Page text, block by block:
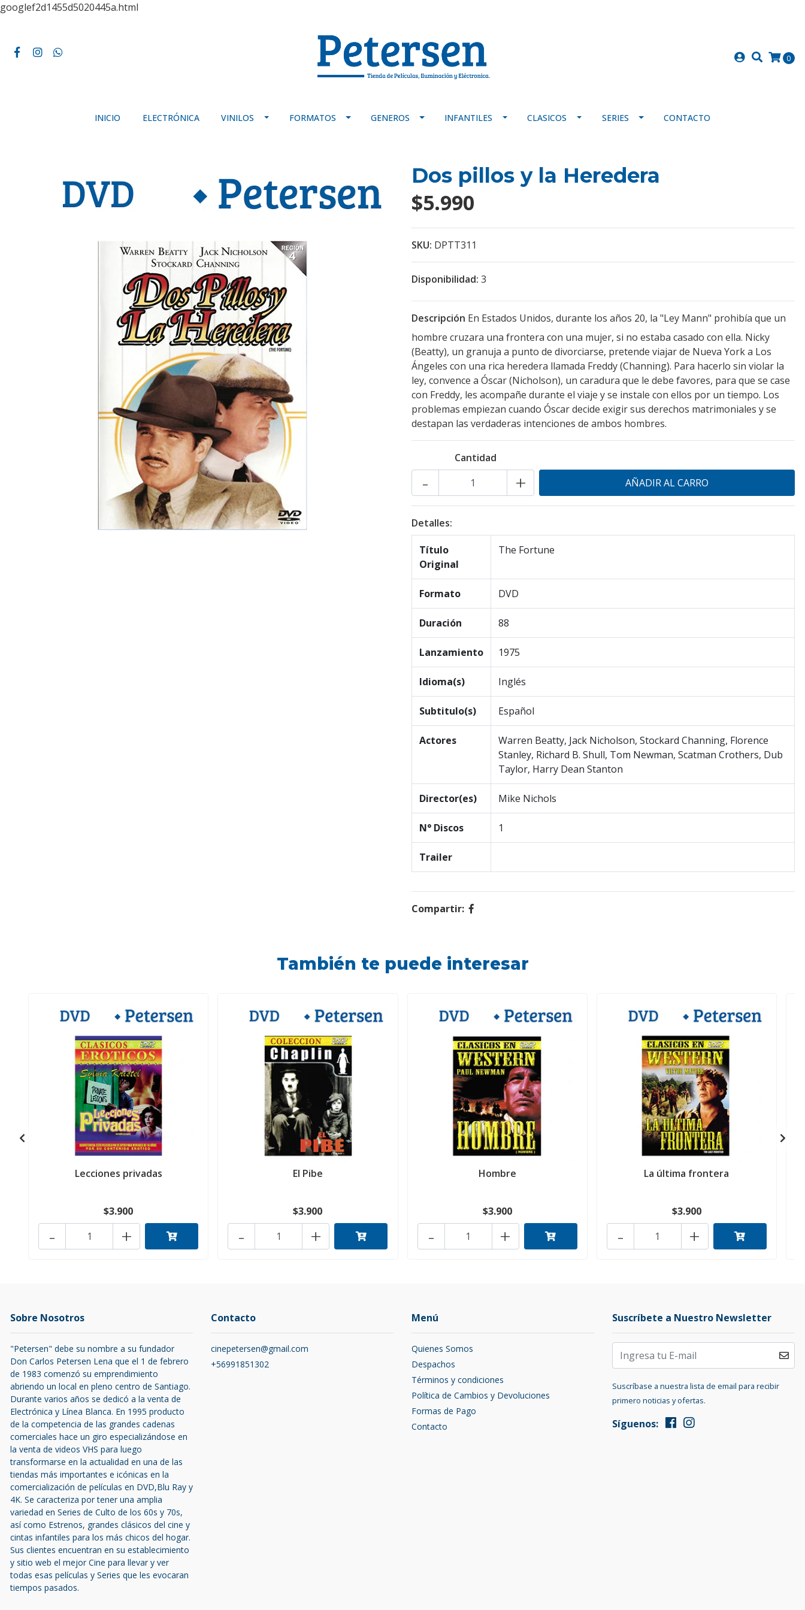
googlef2d1455d5020445a.html
0
INICIO ELECTRÓNICA VINILOS FORMATOS GENEROS INFANTILES CLASICOS SERIES CONTACTO
Dos pillos y la Heredera
$5.990
SKU: DPTT311
Disponibilidad: 3
Descripción En Estados Unidos, durante los años 20, la "Ley Mann" prohibía que un
hombre cruzara una frontera con una mujer, si no estaba casado con ella. Nicky
(Beatty), un granuja a punto de divorciarse, pretende viajar de Nueva York a Los
Ángeles con una rica heredera llamada Freddy (Channing). Para hacerlo sin violar la
ley, convence a Óscar (Nicholson), un caradura que le debe favores, para que se case
con Freddy, les acompañe durante el viaje y se instale con ellos por un tiempo. Los
problemas empiezan cuando Óscar decide exigir sus derechos matrimoniales y se
destapan las verdaderas intenciones de ambos hombres.
Cantidad
+
-
Detalles:
Título
Original
The Fortune
Formato DVD
Duración 88
Lanzamiento 1975
Idioma(s) Inglés
Subtitulo(s) Español
Actores
Warren Beatty, Jack Nicholson, Stockard Channing, Florence
Stanley, Richard B. Shull, Tom Newman, Scatman Crothers, Dub
Taylor, Harry Dean Stanton
Director(es) Mike Nichols
N° Discos 1
Trailer
Compartir:
También te puede interesar
Lecciones privadas
$3.900
+
-
El Pibe
$3.900
+
-
Hombre
$3.900
+
-
La última frontera
$3.900
+
-
Sobre Nosotros
"Petersen" debe su nombre a su fundador
Don Carlos Petersen Lena que el 1 de febrero
de 1983 comenzó su emprendimiento
abriendo un local en pleno centro de Santiago.
Durante varios años se dedicó a la venta de
Electrónica y Línea Blanca. En 1995 producto
de la competencia de las grandes cadenas
comerciales hace un giro especializándose en
la venta de videos VHS para luego
transformarse en la actualidad en una de las
tiendas más importantes e icónicas en la
comercialización de películas en DVD,Blu Ray y
4K. Se caracteriza por tener una amplia
variedad en Series de Culto de los 60s y 70s,
así como Estrenos, grandes clásicos del cine y
cintas infantiles para los más chicos del hogar.
Sus clientes encuentran en su establecimiento
y sitio web el mejor Cine para llevar y ver
todas esas películas y Series que les evocaran
tiempos pasados.
Contacto
cinepetersen@gmail.com
+56991851302
Menú
Quienes Somos
Despachos
Términos y condiciones
Política de Cambios y Devoluciones
Formas de Pago
Contacto
Suscríbete a Nuestro Newsletter
Suscríbase a nuestra lista de email para recibir
primero noticias y ofertas.
Síguenos: